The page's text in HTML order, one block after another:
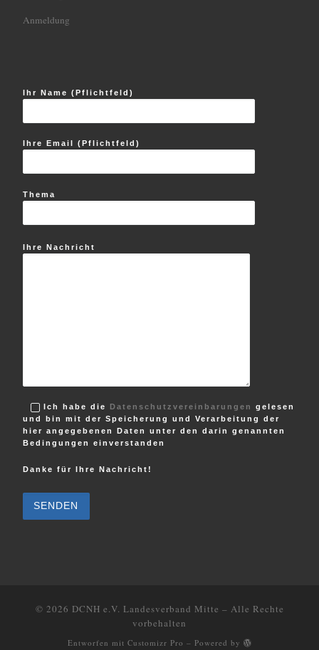
Anmeldung
Ihr Name (Pflichtfeld)
Ihre Email (Pflichtfeld)
Thema
Ihre Nachricht
Ich habe die Datenschutzvereinbarungen
gelesen
und bin mit der Speicherung und Verarbeitung der
hier angegebenen Daten unter den darin genannten
Bedingungen einverstanden
Danke für Ihre Nachricht!
i
e
© 2026 DCNH e.V. Landesverband Mitte – Alle Rechte
vorbehalten
Entworfen mit Customizr Pro – Powered by